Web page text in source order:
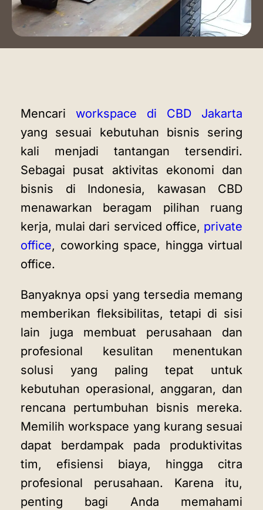
Instagram
LinkedIn
Mencari workspace di CBD Jakarta
yang sesuai kebutuhan bisnis sering
kali menjadi tantangan tersendiri.
Sebagai pusat aktivitas ekonomi dan
bisnis di Indonesia, kawasan CBD
menawarkan beragam pilihan ruang
kerja, mulai dari serviced office, private
office, coworking space, hingga virtual
office.
Banyaknya opsi yang tersedia memang
memberikan fleksibilitas, tetapi di sisi
lain juga membuat perusahaan dan
profesional kesulitan menentukan
solusi yang paling tepat untuk
kebutuhan operasional, anggaran, dan
rencana pertumbuhan bisnis mereka.
Memilih workspace yang kurang sesuai
dapat berdampak pada produktivitas
tim, efisiensi biaya, hingga citra
profesional perusahaan. Karena itu,
penting bagi Anda memahami